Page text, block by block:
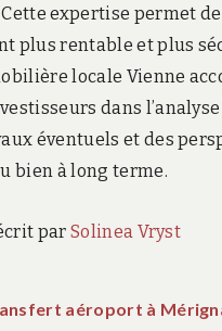
expertise permet
plus rentable et plus
locale Vienne
dans l’analyse
éventuels et des
bien à long terme.
par Solinea Vryst
aéroport à